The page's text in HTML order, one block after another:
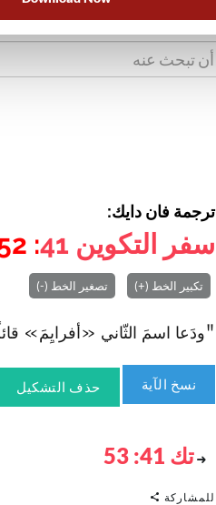
ترجمة فان دايك:
سفر التكوين 41
: 52
تكبير الخط (+) تصغير الخط (-)
"ودَعا اسمَ الثّاني «أفرايِمَ»
نسخ الآية حذف التشكيل
تك 41: 53
للمشاركة